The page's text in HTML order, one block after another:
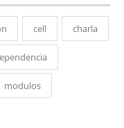
cell charla
modulos